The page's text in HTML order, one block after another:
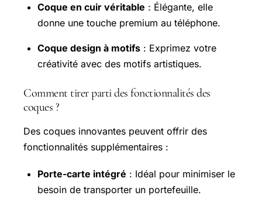
Coque en cuir véritable : Élégante, elle
donne une touche premium au téléphone.
Coque design à motifs : Exprimez votre
créativité avec des motifs artistiques.
Comment tirer parti des fonctionnalités des
coques ?
Des coques innovantes peuvent offrir des
fonctionnalités supplémentaires :
Porte-carte intégré : Idéal pour minimiser le
besoin de transporter un portefeuille.